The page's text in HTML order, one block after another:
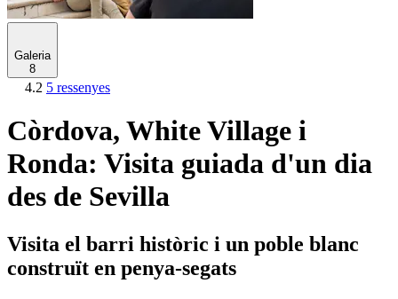
Galeria
8
4.2 5 ressenyes
Còrdova, White Village i
Ronda: Visita guiada d'un dia
des de Sevilla
Visita el barri històric i un poble blanc
construït en penya-segats